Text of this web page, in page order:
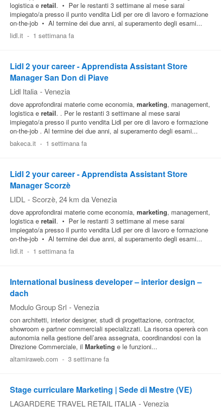
logistica e retail. • Per le restanti 3 settimane al mese sarai
impiegato/a presso il punto vendita Lidl per ore di lavoro e formazione
on-the-job • Al termine dei due anni, al superamento degli esami...
lidl.it - 1 settimana fa
Lidl 2 your career - Apprendista Assistant Store
Manager San Don di Piave
Lidl Italia - Venezia
dove approfondirai materie come economia, marketing, management,
logistica e retail. . Per le restanti 3 settimane al mese sarai
impiegato/a presso il punto vendita Lidl per ore di lavoro e formazione
on-the-job . Al termine dei due anni, al superamento degli esami...
bakeca.it - 1 settimana fa
Lidl 2 your career - Apprendista Assistant Store
Manager Scorzè
LIDL - Scorzè, 24 km da Venezia
dove approfondirai materie come economia, marketing, management,
logistica e retail. • Per le restanti 3 settimane al mese sarai
impiegato/a presso il punto vendita Lidl per ore di lavoro e formazione
on-the-job • Al termine dei due anni, al superamento degli esami...
lidl.it - 1 settimana fa
International business developer – interior design –
dach
Modulo Group Srl - Venezia
con architetti, interior designer, studi di progettazione, contractor,
showroom e partner commerciali specializzati. La risorsa opererà con
autonomia nella gestione dell’area assegnata, coordinandosi con la
Direzione Commerciale, il Marketing e le funzioni...
altamiraweb.com - 3 settimane fa
Stage curriculare Marketing | Sede di Mestre (VE)
LAGARDERE TRAVEL RETAIL ITALIA - Venezia